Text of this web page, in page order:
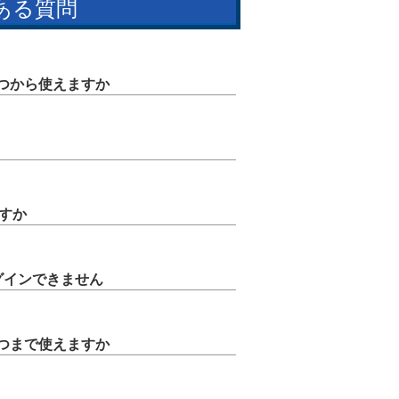
る質問
から使えますか
か
ンできません
まで使えますか